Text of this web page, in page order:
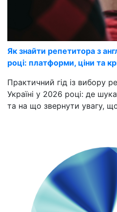
Як знайти репетитора з
році: платформи, ціни та
Практичний гід із вибору
Україні у 2026 році: де
та на що звернути увагу,